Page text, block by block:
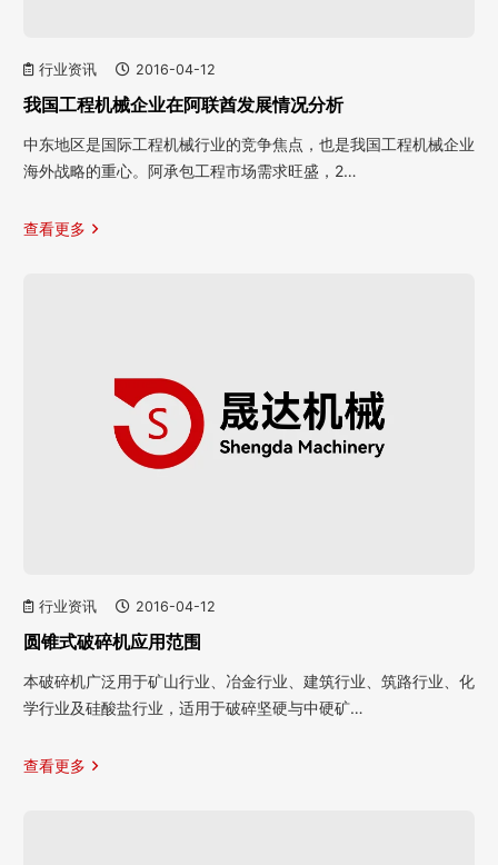
行业资讯 2016-04-12
我国工程机械企业在阿联酋发展情况分析
中东地区是国际工程机械行业的竞争焦点，也是我国工程机械企业
海外战略的重心。阿承包工程市场需求旺盛，2…
查看更多
行业资讯 2016-04-12
圆锥式破碎机应用范围
本破碎机广泛用于矿山行业、冶金行业、建筑行业、筑路行业、化
学行业及硅酸盐行业，适用于破碎坚硬与中硬矿…
查看更多